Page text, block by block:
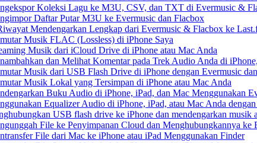
Koleksi Lagu ke M3U, CSV, dan TXT di Evermusic &
Daftar Putar M3U ke Evermusic dan Flacbox
Mendengarkan Lengkap dari Evermusic & Flacbox ke
Musik FLAC (Lossless) di iPhone Saya
Musik dari iCloud Drive di iPhone atau Mac Anda
dan Melihat Komentar pada Trek Audio Anda di
Musik dari USB Flash Drive di iPhone dengan Evermusic
Musik Lokal yang Tersimpan di iPhone atau Mac Anda
Buku Audio di iPhone, iPad, dan Mac Menggunakan
Equalizer Audio di iPhone, iPad, atau Mac Anda
USB flash drive ke iPhone dan mendengarkan musik
File ke Penyimpanan Cloud dan Menghubungkannya ke
File dari Mac ke iPhone atau iPad Menggunakan Finder